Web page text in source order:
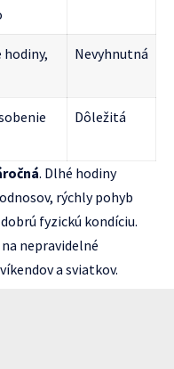
hodiny,
Nevyhnutná
Dôležitá
. Dlhé hodiny
rýchly pohyb
fyzickú kondíciu.
nepravidelné
a sviatkov.